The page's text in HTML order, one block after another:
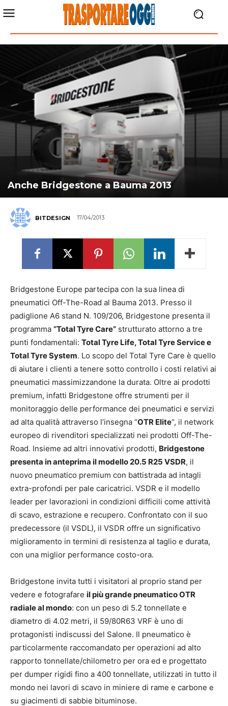
Anche Bridgestone a Bauma 2013
BITDESIGN 17/04/2013
Bridgestone Europe partecipa con la sua linea di
pneumatici Off-The-Road al Bauma 2013. Presso il
padiglione A6 stand N. 109/206, Bridgestone presenta il
programma “Total Tyre Care” strutturato attorno a tre
punti fondamentali: Total Tyre Life, Total Tyre Service e
Total Tyre System. Lo scopo del Total Tyre Care è quello
di aiutare i clienti a tenere sotto controllo i costi relativi ai
pneumatici massimizzandone la durata. Oltre ai prodotti
premium, infatti Bridgestone offre strumenti per il
monitoraggio delle performance dei pneumatici e servizi
ad alta qualità attraverso l’insegna “OTR Elite“, il network
europeo di rivenditori specializzati nei prodotti Off-The-
Road. Insieme ad altri innovativi prodotti, Bridgestone
presenta in anteprima il modello 20.5 R25 VSDR, il
nuovo pneumatico premium con battistrada ad intagli
extra-profondi per pale caricatrici. VSDR e il modello
leader per lavorazioni in condizioni difficili come attività
di scavo, estrazione e recupero. Confrontato con il suo
predecessore (il VSDL), il VSDR offre un significativo
miglioramento in termini di resistenza al taglio e durata,
con una miglior performance costo-ora.
Bridgestone invita tutti i visitatori al proprio stand per
vedere e fotografare il più grande pneumatico OTR
radiale al mondo: con un peso di 5.2 tonnellate e
diametro di 4.02 metri, il 59/80R63 VRF è uno di
protagonisti indiscussi del Salone. Il pneumatico è
particolarmente raccomandato per operazioni ad alto
rapporto tonnellate/chilometro per ora ed e progettato
per dumper rigidi fino a 400 tonnellate, utilizzati in tutto il
mondo nei lavori di scavo in miniere di rame e carbone e
su giacimenti di sabbie bituminose.